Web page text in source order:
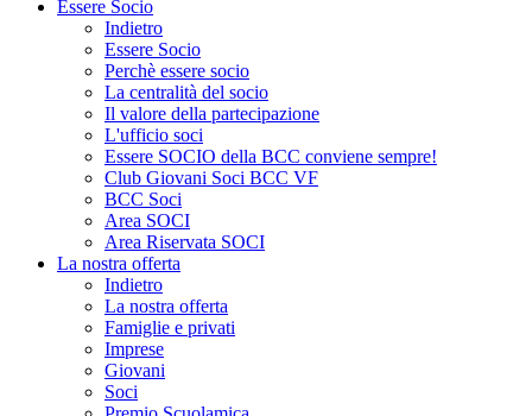
Essere Socio
Indietro
Essere Socio
Perchè essere socio
La centralità del socio
Il valore della partecipazione
L'ufficio soci
Essere SOCIO della BCC conviene sempre!
Club Giovani Soci BCC VF
BCC Soci
Area SOCI
Area Riservata SOCI
La nostra offerta
Indietro
La nostra offerta
Famiglie e privati
Imprese
Giovani
Soci